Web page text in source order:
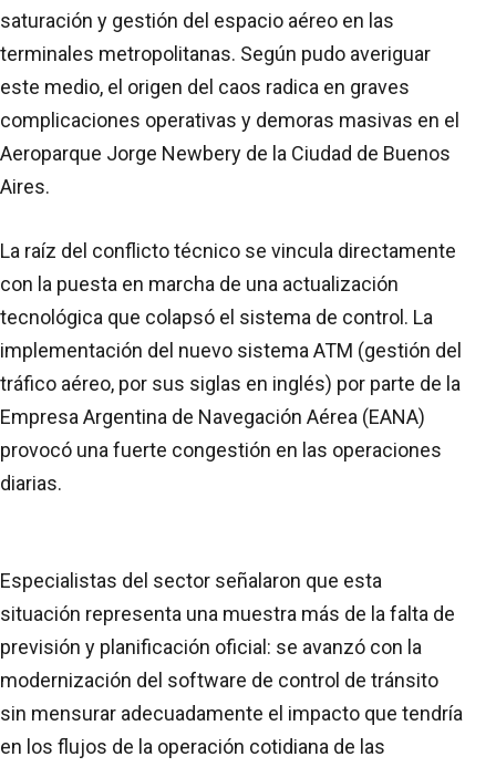
saturación y gestión del espacio aéreo en las
terminales metropolitanas. Según pudo averiguar
este medio, el origen del caos radica en graves
complicaciones operativas y demoras masivas en el
Aeroparque Jorge Newbery de la Ciudad de Buenos
Aires.
La raíz del conflicto técnico se vincula directamente
con la puesta en marcha de una actualización
tecnológica que colapsó el sistema de control. La
implementación del nuevo sistema ATM (gestión del
tráfico aéreo, por sus siglas en inglés) por parte de la
Empresa Argentina de Navegación Aérea (EANA)
provocó una fuerte congestión en las operaciones
diarias.
Especialistas del sector señalaron que esta
situación representa una muestra más de la falta de
previsión y planificación oficial: se avanzó con la
modernización del software de control de tránsito
sin mensurar adecuadamente el impacto que tendría
en los flujos de la operación cotidiana de las